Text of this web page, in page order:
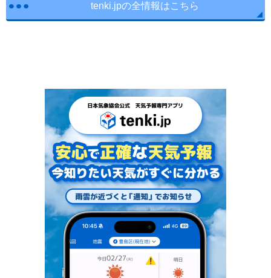
tenki.jpの全情報はこちら